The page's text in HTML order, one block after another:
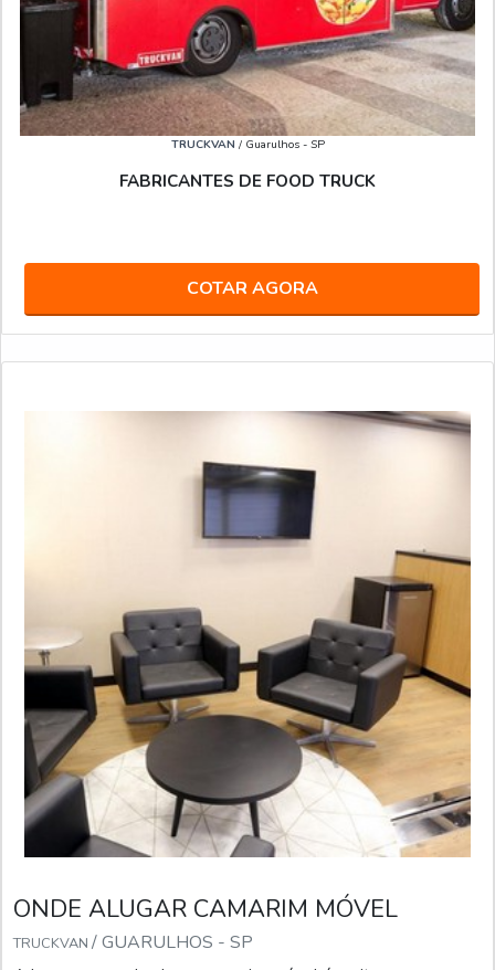
TRUCKVAN / Guarulhos - SP
FABRICANTES DE FOOD TRUCK
COTAR AGORA
ONDE ALUGAR CAMARIM MÓVEL
TRUCKVAN / GUARULHOS - SP